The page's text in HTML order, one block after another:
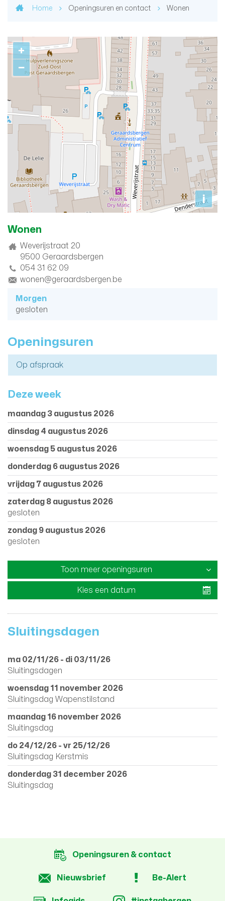
Home Openingsuren en contact Wonen
Contact
+
−
i
Wonen
AdresWeverijstraat 20
9500 Geraardsbergen
tel. 054 31 62 09
E- wonen@geraardsbergen.be
Openingsuren
Morgen
gesloten
Openingsuren
Op afspraak
Deze week
maandag 3 augustus 2026
dinsdag 4 augustus 2026
woensdag 5 augustus 2026
donderdag 6 augustus 2026
vrijdag 7 augustus 2026
zaterdag 8 augustus 2026
gesloten
zondag 9 augustus 2026
gesloten
Toon meer openingsuren
Kies een datum
Sluitingsdagen
ma 02/11/26 - di 03/11/26
Sluitingsdagen
woensdag 11 november 2026
Sluitingsdag Wapenstilstand
maandag 16 november 2026
Sluitingsdag
do 24/12/26 - vr 25/12/26
Sluitingsdag Kerstmis
donderdag 31 december 2026
Sluitingsdag
Openingsuren & contact
Nieuwsbrief Be-Alert